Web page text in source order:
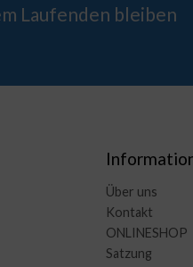
Laufenden bleiben
Über uns
Kontakt
ONLINESHOP
Satzung